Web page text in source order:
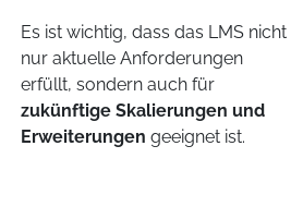
Es ist wichtig, dass das LMS nicht
nur aktuelle Anforderungen
erfüllt, sondern auch für
zukünftige Skalierungen und
Erweiterungen geeignet ist.